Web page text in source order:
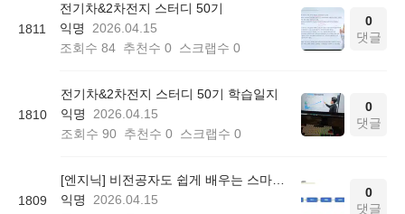
1811
전기차&2차전지 스터디 50기
익명
2026.04.15
조회수 84 추천수 0 스크랩수 0
0
댓글
1810
전기차&2차전지 스터디 50기 학습일지
익명
2026.04.15
조회수 90 추천수 0 스크랩수 0
0
댓글
1809
[엔지닉] 비전공자도 쉽게 배우는 스마트팩토리 AI 품질관리 3일완성 온라인 무료스터디 후기
익명
2026.04.15
0
댓글